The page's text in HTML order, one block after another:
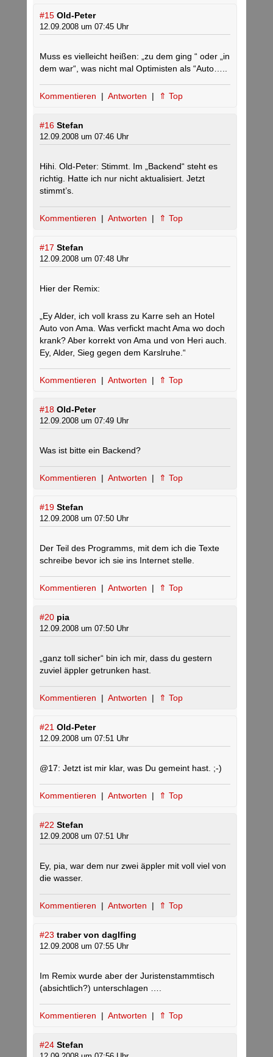
#15 Old-Peter
12.09.2008 um 07:45 Uhr
Muss es vielleicht heißen: „zu dem ging “ oder „in
dem war“, was nicht mal Optimisten als “Auto…..
Kommentieren | Antworten | ⇑ Top
#16 Stefan
12.09.2008 um 07:46 Uhr
Hihi. Old-Peter: Stimmt. Im „Backend“ steht es
richtig. Hatte ich nur nicht aktualisiert. Jetzt
stimmt’s.
Kommentieren | Antworten | ⇑ Top
#17 Stefan
12.09.2008 um 07:48 Uhr
Hier der Remix:
„Ey Alder, ich voll krass zu Karre seh an Hotel
Auto von Ama. Was verfickt macht Ama wo doch
krank? Aber korrekt von Ama und von Heri auch.
Ey, Alder, Sieg gegen dem Karslruhe.“
Kommentieren | Antworten | ⇑ Top
#18 Old-Peter
12.09.2008 um 07:49 Uhr
Was ist bitte ein Backend?
Kommentieren | Antworten | ⇑ Top
#19 Stefan
12.09.2008 um 07:50 Uhr
Der Teil des Programms, mit dem ich die Texte
schreibe bevor ich sie ins Internet stelle.
Kommentieren | Antworten | ⇑ Top
#20 pia
12.09.2008 um 07:50 Uhr
„ganz toll sicher“ bin ich mir, dass du gestern
zuviel äppler getrunken hast.
Kommentieren | Antworten | ⇑ Top
#21 Old-Peter
12.09.2008 um 07:51 Uhr
@17: Jetzt ist mir klar, was Du gemeint hast. ;-)
Kommentieren | Antworten | ⇑ Top
#22 Stefan
12.09.2008 um 07:51 Uhr
Ey, pia, war dem nur zwei äppler mit voll viel von
die wasser.
Kommentieren | Antworten | ⇑ Top
#23 traber von daglfing
12.09.2008 um 07:55 Uhr
Im Remix wurde aber der Juristenstammtisch
(absichtlich?) unterschlagen ….
Kommentieren | Antworten | ⇑ Top
#24 Stefan